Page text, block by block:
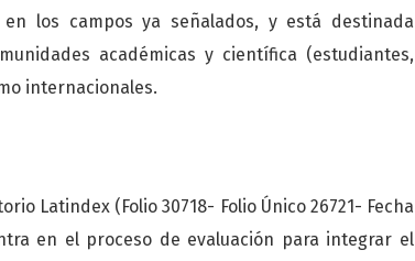
los campos ya señalados, y está destinada
académicas y científica (estudiantes,
internacionales.
Latindex (Folio 30718- Folio Único 26721- Fecha
en el proceso de evaluación para integrar el